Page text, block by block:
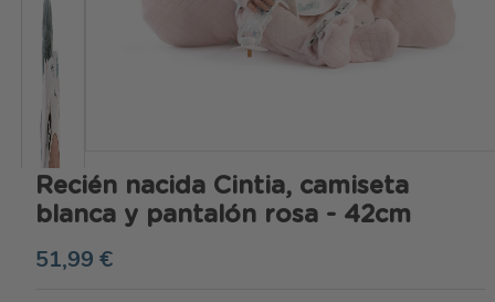
Recién nacida Cintia, camiseta
blanca y pantalón rosa - 42cm
51,99 €